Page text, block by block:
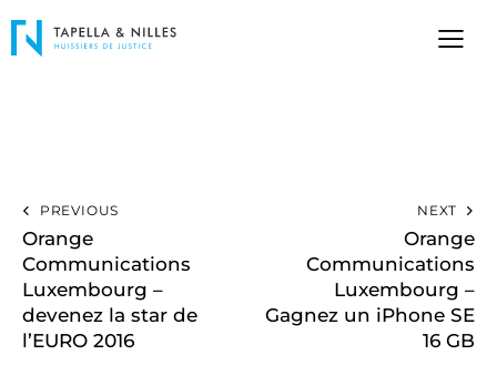
PREVIOUS
Orange
Communications
Luxembourg –
devenez la star de
l’EURO 2016
NEXT
Orange
Communications
Luxembourg –
Gagnez un iPhone SE
16 GB